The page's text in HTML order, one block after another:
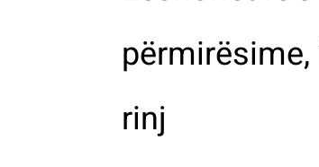
përmirësime,
rinj